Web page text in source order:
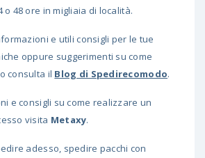
o 48 ore in migliaia di località.
e utili consigli per le tue
oppure suggerimenti su come
consulta il Blog di Spedirecomodo.
e consigli su come realizzare un
visita Metaxy.
adesso, spedire pacchi con